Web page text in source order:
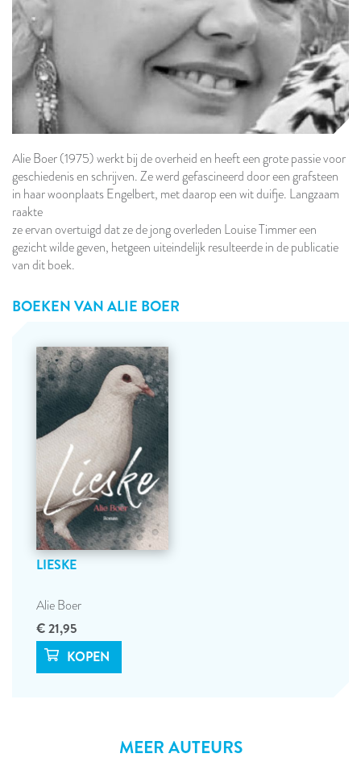
Alie Boer (1975) werkt bij de overheid en heeft een grote passie voor
geschiedenis en schrijven. Ze werd gefascineerd door een grafsteen
in haar woonplaats Engelbert, met daarop een wit duifje. Langzaam
raakte
ze ervan overtuigd dat ze de jong overleden Louise Timmer een
gezicht wilde geven, hetgeen uiteindelijk resulteerde in de publicatie
van dit boek.
BOEKEN VANALIE BOER
LIESKE
Alie Boer
€ 21,95
MEER AUTEURS